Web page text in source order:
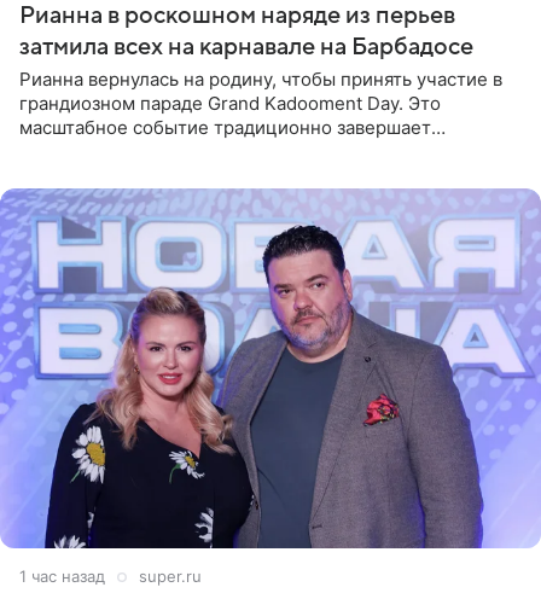
Рианна в роскошном наряде из перьев
затмила всех на карнавале на Барбадосе
Рианна вернулась на родину, чтобы принять участие в
грандиозном параде Grand Kadooment Day. Это
масштабное событие традиционно завершает
1 час назад super.ru